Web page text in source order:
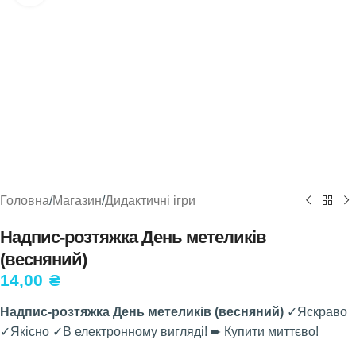
Головна/Магазин/Дидактичні ігри
Надпис-розтяжка День метеликів
(весняний)
14,00 ₴
Надпис-розтяжка День метеликів (весняний) ✓Яскраво
✓Якісно ✓В електронному вигляді! ➨ Купити миттєво!